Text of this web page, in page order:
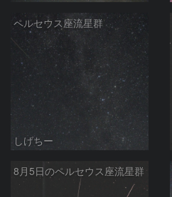
ペルセウス座流星群
しげちー
8月5日のペルセウス座流星群